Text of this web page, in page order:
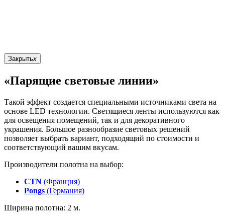
Закрытьx
«Парящие световые линии»
Такой эффект создается специальными источниками света на
основе LED технологии. Светящиеся ленты используются как
для освещения помещений, так и для декоративного
украшения. Большое разнообразие световых решений
позволяет выбрать вариант, подходящий по стоимости и
соответствующий вашим вкусам.
Производители полотна на выбор:
CTN (Франция)
Pongs (Германия)
Ширина полотна: 2 м.